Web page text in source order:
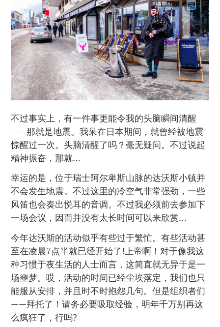
不过事实上，有一件事更能令我的头脑瞬间清醒
——那就是地震。我呆在日本期间，就曾经被地震
惊醒过一次。头脑清醒了吗？毫无疑问。不过说起
精神振奋，那就…
幸运的是，位于瑞士阿尔卑斯山脉的达沃斯小镇并
不会发生地震。不过这里的冷空气非常强劲，一些
风笛也会奏出悦耳的音调。不过我必须前去参加下
一场会议，因而并没有太长时间可以来欣赏…
今年达沃斯的活动似乎有些过于繁忙。有些活动甚
至在凌晨7点半就已经开始了!上帝啊！对于像我这
种习惯于夜生活的人士而言，这简直就无异于是一
场噩梦。哎，活动的时间已经尘埃落定，我们也只
能服从安排，并且时不时抱怨几句。但是组织者们
——拜托了！请务必要吸取经验，明年千万别再这
么疯狂了，行吗?